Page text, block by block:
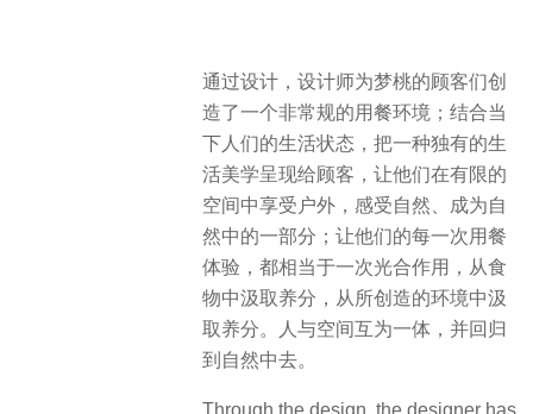
通过设计，设计师为梦桃的顾客们创
造了一个非常规的用餐环境；结合当
下人们的生活状态，把一种独有的生
活美学呈现给顾客，让他们在有限的
空间中享受户外，感受自然、成为自
然中的一部分；让他们的每一次用餐
体验，都相当于一次光合作用，从食
物中汲取养分，从所创造的环境中汲
取养分。人与空间互为一体，并回归
到自然中去。